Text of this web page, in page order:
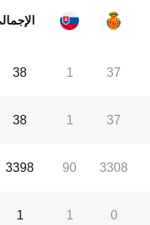
37
1
38
37
1
38
3308
90
3398
0
1
1